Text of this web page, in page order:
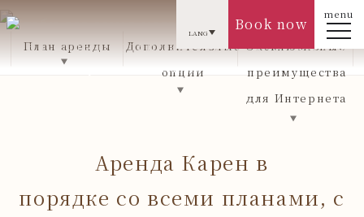
menu
Book now
LANG
Чтобы вся семья могла прийти
У нас есть широкий ассортимент кимоно для
детей и мужских кимоно.
План аренды
Дополнительные
опции
Эксклюзивные
преимущества
для Интернета
Аренда Карен в
порядке со всеми планами, с